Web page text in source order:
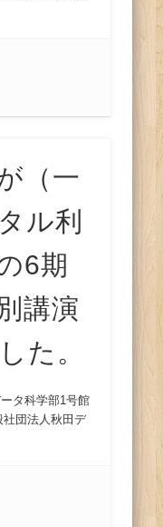
（一
ル利
6期
講演
た。
タ科学部1号館
社団法人秋田デ